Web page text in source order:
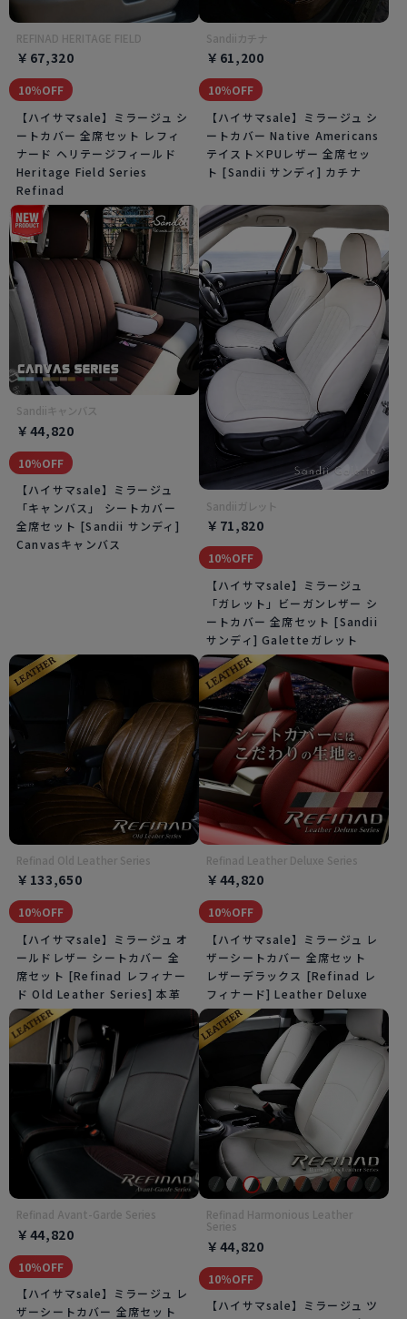
REFINAD HERITAGE FIELD
￥67,320
10％OFF
【ハイサマsale】ミラージュ シ
ートカバー 全席セット レフィ
ナード ヘリテージフィールド
Heritage Field Series
Refinad
Sandiiカチナ
￥61,200
10％OFF
【ハイサマsale】ミラージュ シ
ートカバー Native Americans
テイスト×PUレザー 全席セッ
ト [Sandii サンディ] カチナ
Sandiiキャンバス
￥44,820
10％OFF
【ハイサマsale】ミラージュ
「キャンバス」 シートカバー
全席セット [Sandii サンディ]
Canvasキャンバス
Sandiiガレット
￥71,820
10％OFF
【ハイサマsale】ミラージュ
「ガレット」ビーガンレザー シ
ートカバー 全席セット [Sandii
サンディ] Galetteガレット
Refinad Old Leather Series
￥133,650
10％OFF
【ハイサマsale】ミラージュ オ
ールドレザー シートカバー 全
席セット [Refinad レフィナー
ド Old Leather Series] 本革
Refinad Leather Deluxe Series
￥44,820
10％OFF
【ハイサマsale】ミラージュ レ
ザーシートカバー 全席セット
レザーデラックス [Refinad レ
フィナード] Leather Deluxe
Refinad Avant-Garde Series
￥44,820
10％OFF
【ハイサマsale】ミラージュ レ
ザーシートカバー 全席セット
Refinad Harmonious Leather
Series
￥44,820
10％OFF
【ハイサマsale】ミラージュ ツ